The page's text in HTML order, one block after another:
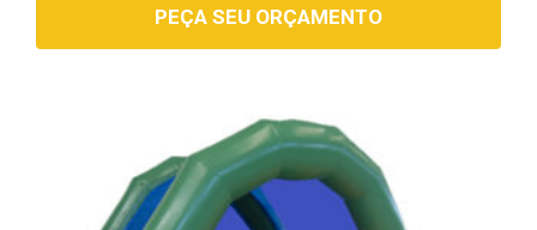
PEÇA SEU ORÇAMENTO